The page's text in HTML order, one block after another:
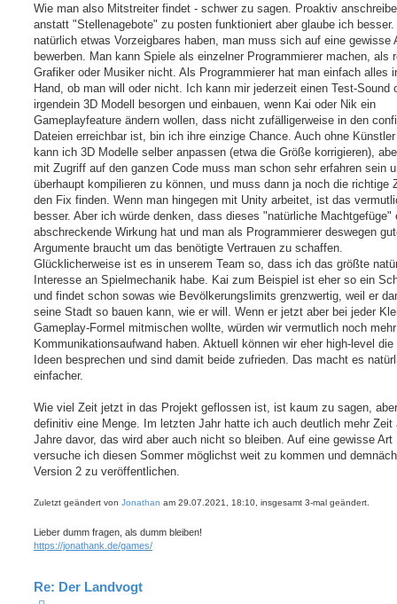
Wie man also Mitstreiter findet - schwer zu sagen. Proaktiv
anstatt "Stellenagebote" zu posten funktioniert aber glaube ich besser.
natürlich etwas Vorzeigbares haben, man muss sich auf eine gewisse
bewerben. Man kann Spiele als einzelner Programmierer machen, als
Grafiker oder Musiker nicht. Als Programmierer hat man einfach alles
Hand, ob man will oder nicht. Ich kann mir jederzeit einen Test-Sound
irgendein 3D Modell besorgen und einbauen, wenn Kai oder Nik ein
Gameplayfeature ändern wollen, dass nicht zufälligerweise in den
Dateien erreichbar ist, bin ich ihre einzige Chance. Auch ohne
kann ich 3D Modelle selber anpassen (etwa die Größe korrigieren),
mit Zugriff auf den ganzen Code muss man schon sehr erfahren sein
überhaupt kompilieren zu können, und muss dann ja noch die richtige
den Fix finden. Wenn man hingegen mit Unity arbeitet, ist das
besser. Aber ich würde denken, dass dieses "natürliche Machtgefüge"
abschreckende Wirkung hat und man als Programmierer deswegen
Argumente braucht um das benötigte Vertrauen zu schaffen.
Glücklicherweise ist es in unserem Team so, dass ich das größte
Interesse an Spielmechanik habe. Kai zum Beispiel ist eher so ein
und findet schon sowas wie Bevölkerungslimits grenzwertig, weil er
seine Stadt so bauen kann, wie er will. Wenn er jetzt aber bei jeder
Gameplay-Formel mitmischen wollte, würden wir vermutlich noch
Kommunikationsaufwand haben. Aktuell können wir eher high-level die
Ideen besprechen und sind damit beide zufrieden. Das macht es
einfacher.
Wie viel Zeit jetzt in das Projekt geflossen ist, ist kaum zu sagen,
definitiv eine Menge. Im letzten Jahr hatte ich auch deutlich mehr Zeit
Jahre davor, das wird aber auch nicht so bleiben. Auf eine gewisse Art
versuche ich diesen Sommer möglichst weit zu kommen und
Version 2 zu veröffentlichen.
Zuletzt geändert von Jonathan am 29.07.2021, 18:10, insgesamt 3-mal geändert.
Lieber dumm fragen, als dumm bleiben!
https://jonathank.de/games/
Re: Der Landvogt